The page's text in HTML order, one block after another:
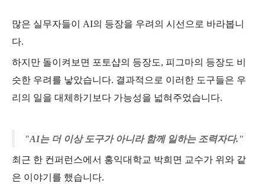
많은 실무자들이 AI의 등장을 우려의 시선으로 바라봅니
다.
하지만 돌이켜보면 포토샵의 등장도, 피그마의 등장도 비
슷한 우려를 낳았습니다. 결과적으로 이러한 도구들은 우
리의 일을 대체하기보다 가능성을 넓혀주었습니다.
"AI는 더 이상 도구가 아니라 함께 일하는 조력자다."
최근 한 컨퍼런스에서 홍익대학교 박희면 교수가 위와 같
은 이야기를 했습니다.